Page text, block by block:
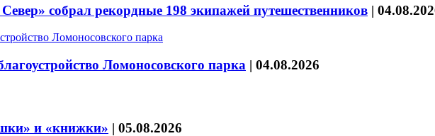
собрал рекордные 198 экипажей путешественников |
Ломоносовского парка | 04.08.2026
и «книжки» | 05.08.2026